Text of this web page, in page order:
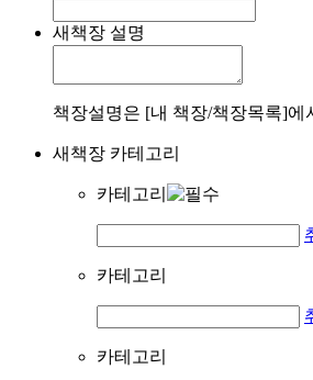
새책장 설명
책장설명은 [내 책장/책장목록]에
새책장 카테고리
카테고리
카테고리
카테고리